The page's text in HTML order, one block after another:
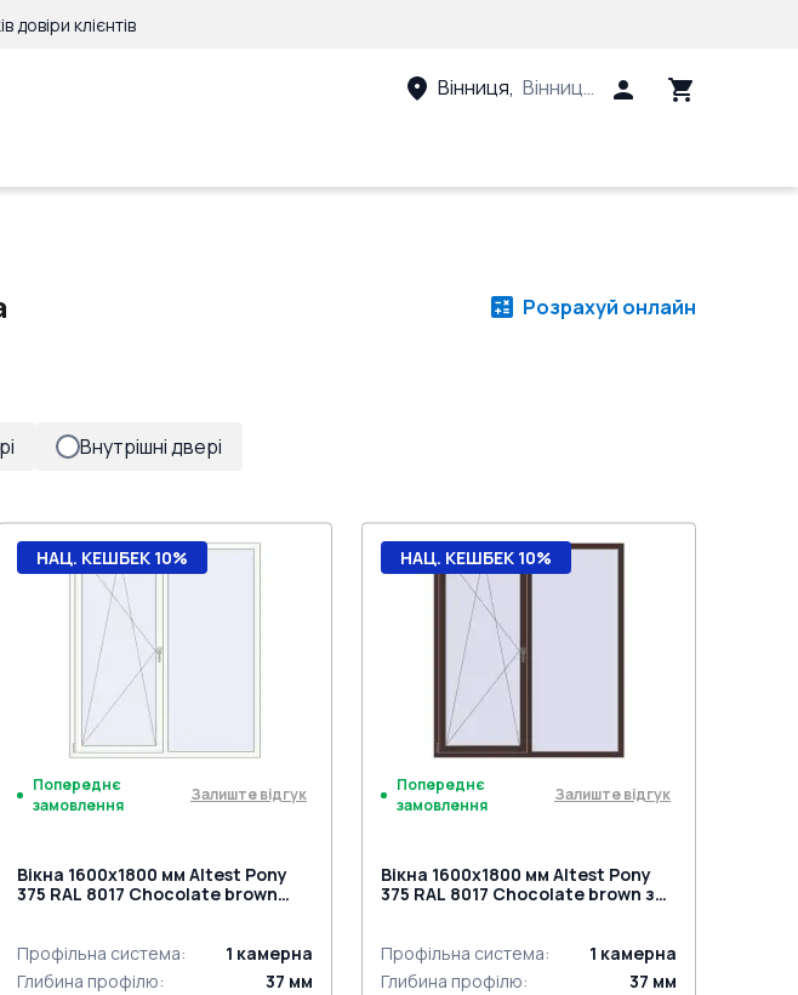
довіри клієнтів
Вінниця, Вінницький район, Вінницька
Розрахуй онлайн
Внутрішні двері
НАЦ. КЕШБЕК 10%
Попереднє
замовлення
Залиште відгук
Вікна 1600x1800 мм Altest Pony
375 RAL 8017 Chocolate brown
Профільна система: 1 камерна
Глибина профілю: 37 мм
НАЦ. КЕШБЕК 10%
Попереднє
замовлення
Залиште відгук
Вікна 1600x1800 мм Altest Pony
375 RAL 8017 Chocolate brown з
Профільна система: 1 камерна
Глибина профілю: 37 мм